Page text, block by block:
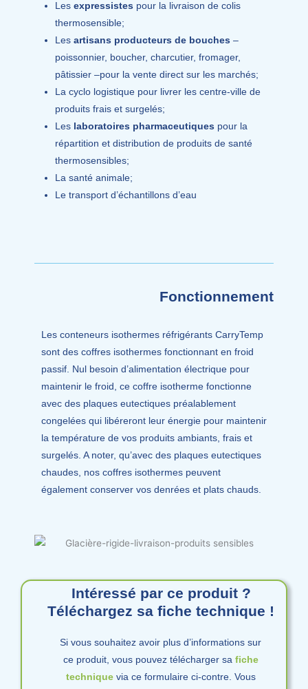
Les expressistes pour la livraison de colis
thermosensible;
Les artisans producteurs de bouches –
poissonnier, boucher, charcutier, fromager,
pâtissier –pour la vente direct sur les marchés;
La cyclo logistique pour livrer les centre-ville de
produits frais et surgelés;
Les laboratoires pharmaceutiques pour la
répartition et distribution de produits de santé
thermosensibles;
La santé animale;
Le transport d’échantillons d’eau
Fonctionnement
Les conteneurs isothermes réfrigérants CarryTemp
sont des coffres isothermes fonctionnant en froid
passif. Nul besoin d’alimentation électrique pour
maintenir le froid, ce coffre isotherme fonctionne
avec des plaques eutectiques préalablement
congelées qui libéreront leur énergie pour maintenir
la température de vos produits ambiants, frais et
surgelés. A noter, qu’avec des plaques eutectiques
chaudes, nos coffres isothermes peuvent
également conserver vos denrées et plats chauds.
Intéressé par ce produit ?
Téléchargez sa fiche technique !
Si vous souhaitez avoir plus d’informations sur
ce produit, vous pouvez télécharger sa fiche
techniquevia ce formulaire ci-contre. Vous